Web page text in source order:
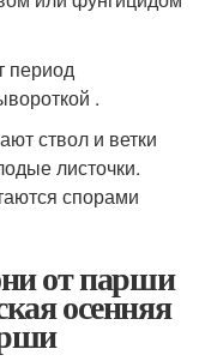
период
.
ствол и ветки
листочки.
спорами
от парши
осенняя